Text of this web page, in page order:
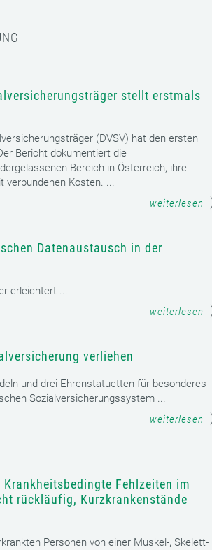
stellt erstmals
(DVSV) hat den ersten
Bericht dokumentiert die
Bereich in Österreich, ihre
verbundenen Kosten. ...
weiterlesen
Datenaustausch in der
erleichtert ...
weiterlesen
verliehen
und drei Ehrenstatuetten für besonderes
Sozialversicherungssystem ...
weiterlesen
Fehlzeiten im
rückläufig, Kurzkrankenstände
Personen von einer Muskel-, Skelett-